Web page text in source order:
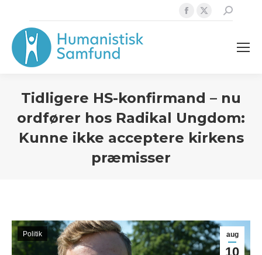
Facebook
pagepage
Search:
Tidligere HS-konfirmand – nu
ordfører hos Radikal Ungdom:
Kunne ikke acceptere kirkens
præmisser
aug
10
Politik